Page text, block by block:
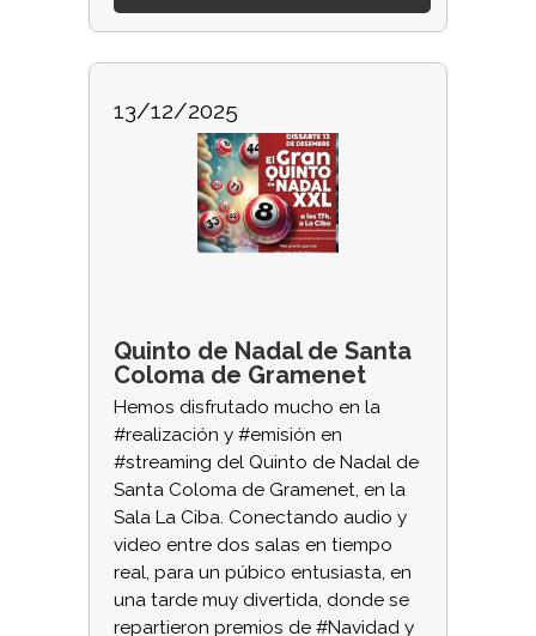
13/12/2025
Quinto de Nadal de Santa
Coloma de Gramenet
Hemos disfrutado mucho en la
#realización y #emisión en
#streaming del Quinto de Nadal de
Santa Coloma de Gramenet, en la
Sala La Ciba. Conectando audio y
video entre dos salas en tiempo
real, para un púbico entusiasta, en
una tarde muy divertida, donde se
repartieron premios de #Navidad y